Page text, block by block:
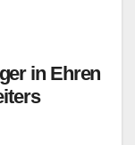
in Ehren